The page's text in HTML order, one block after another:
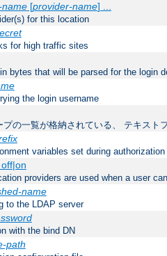
[provider-name] ...
for this location
for high traffic sites
bytes that will be parsed for the login
the login username
の一覧が格納されている、 テキスト
variables set during authorization
providers are used when a user
name
to the LDAP server
with the bind DN
path